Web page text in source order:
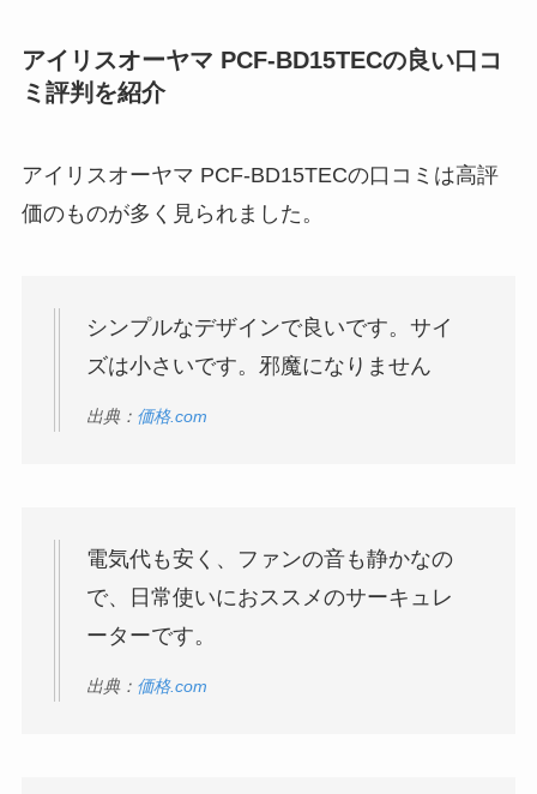
アイリスオーヤマ PCF-BD15TECの良い口コ
ミ評判を紹介
アイリスオーヤマ PCF-BD15TECの口コミは高評
価のものが多く見られました。
シンプルなデザインで良いです。サイ
ズは小さいです。邪魔になりません
出典： 価格.com
電気代も安く、ファンの音も静かなの
で、日常使いにおススメのサーキュレ
ーターです。
出典： 価格.com